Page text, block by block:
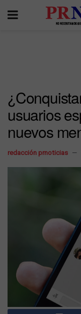
usuarios
nuevos
redacción prnoticias